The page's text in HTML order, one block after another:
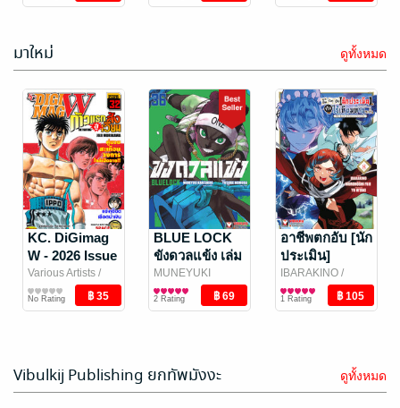
เทวะ] อันสุด
~ได้รับ [เนตร
นั้น~ เล่ม 8
ป๊ะป๋าคินดะอิจิ
กับคดีฆาตกรรม
ปริศนา เล่ม 2
FUMIYA SATO/
SEIMARU AMAGI/
Vibulkij Publishing
การ์ตูนทั่วไป
6 Rating
ยอดนักสืบจิ๋ว
โคนัน EP 1165
GOSHO AOYAMA
Vibulkij Publishing
85 เล่ม
มาใหม่ ดูทั้งหมด
KC. DiGimag
W - 2026 Issue
32
Various Artists /
Vibulkij Publishing
นิตยสารการ์ตูนและ
เกม
No Rating
BLUE LOCK
ขังดวลแข้ง เล่ม
36
MUNEYUKI
KANESHIRO/
Vibulkij Publishing
การ์ตูนทั่วไป
2 Rating
อาชีพตกอับ [นัก
ประเมิน]
แท้จริงแล้วไร้
เทียมทานซะงั้น
~ได้รับ [เนตร
IBARAKINO/
Vibulkij Publishing
การ์ตูนทั่วไป
1 Rating
Vibulkij Publishing ยกทัพมังงะ ดูทั้งหมด